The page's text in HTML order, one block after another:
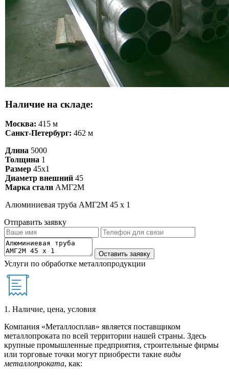
Наличие на складе:
Москва: 415 м
Санкт-Петербург: 462 м
Длина 5000
Толщина 1
Размер 45х1
Диаметр внешний 45
Марка стали АМГ2М
Алюминиевая труба АМГ2М 45 х 1
Отправить заявку
Услуги по обработке металлопродукции
1. Наличие, цена, условия
Компания «Металлосплав» является поставщиком
металлопроката по всей территории нашей страны. Здесь
крупные промышленные предприятия, строительные фирмы
или торговые точки могут приобрести такие виды
металлопроката, как: